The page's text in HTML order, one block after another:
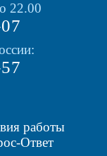
22.00
работы
Ответ